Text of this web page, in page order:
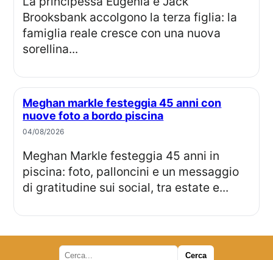
Brooksbank accolgono la terza figlia: la
famiglia reale cresce con una nuova
sorellina...
Meghan markle festeggia 45 anni con
nuove foto a bordo piscina
04/08/2026
Meghan Markle festeggia 45 anni in
piscina: foto, palloncini e un messaggio
di gratitudine sui social, tra estate e...